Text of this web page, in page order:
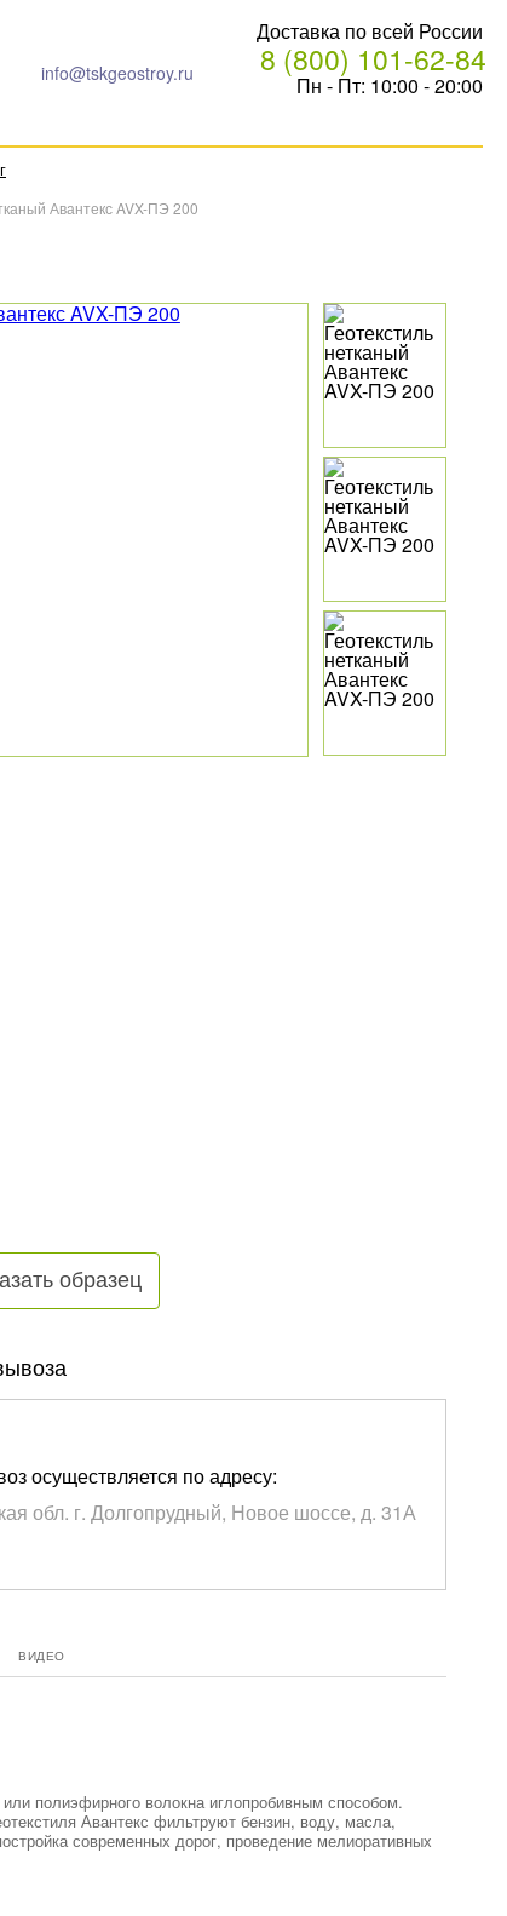
info@tskgeostroy.ru
Доставка по всей России
8 (800) 101-62-84
Пн - Пт: 10:00 - 20:00
Авантекс AVX-ПЭ 200
образец
осуществляется по адресу:
обл. г. Долгопрудный, Новое шоссе, д. 31А
ВИДЕО
полиэфирного волокна иглопробивным способом.
Авантекс фильтруют бензин, воду, масла,
современных дорог, проведение мелиоративных